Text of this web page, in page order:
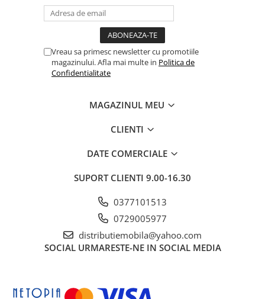
Vreau sa primesc newsletter cu promotiile
magazinului. Afla mai multe in Politica de
Confidentialitate
MAGAZINUL MEU
CLIENTI
DATE COMERCIALE
SUPORT CLIENTI 9.00-16.30
0377101513
0729005977
distributiemobila@yahoo.com
SOCIAL URMARESTE-NE IN SOCIAL MEDIA